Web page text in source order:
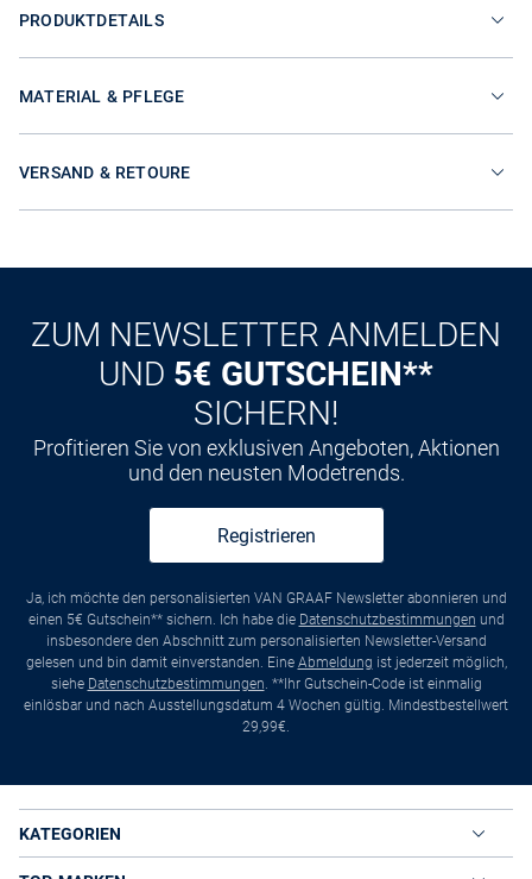
PRODUKTDETAILS
MATERIAL & PFLEGE
VERSAND & RETOURE
ZUM NEWSLETTER ANMELDEN
UND 5€ GUTSCHEIN**
SICHERN!
Profitieren Sie von exklusiven Angeboten, Aktionen
und den neusten Modetrends.
Registrieren
Ja, ich möchte den personalisierten VAN GRAAF Newsletter abonnieren und
einen 5€ Gutschein** sichern. Ich habe die Datenschutzbestimmungen und
insbesondere den Abschnitt zum personalisierten Newsletter-Versand
gelesen und bin damit einverstanden. Eine Abmeldung ist jederzeit möglich,
siehe Datenschutzbestimmungen. **Ihr Gutschein-Code ist einmalig
einlösbar und nach Ausstellungsdatum 4 Wochen gültig. Mindestbestellwert
29,99€.
KATEGORIEN